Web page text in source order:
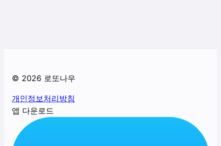
© 2026 로또나우
개인정보처리방침
앱 다운로드